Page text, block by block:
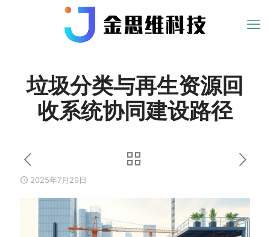
垃圾分类与再生资源回
收系统协同建设路径
2025年7月29日